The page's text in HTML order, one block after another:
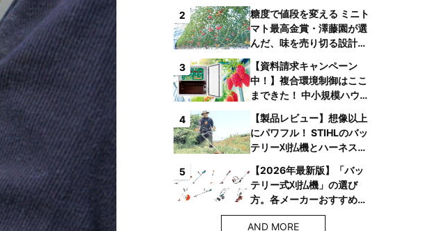
2
糖度で値段を変える ミニト
マト最高金賞・澤藤園が選
んだ、味を売り切る設計と
3
【資料請求キャンペーン
中！】複合環境制御はここ
まできた！ 中小規模ハウス
複合環境制御装置が誕生
4
【製品レビュー】想像以上
にパワフル！ STIHLのバッ
テリー刈払機とハーネス
へ
5
【2026年最新版】「バッ
テリー式刈払機」の選び
方。各メーカーおすすめ機
種はコレ！
AND MORE